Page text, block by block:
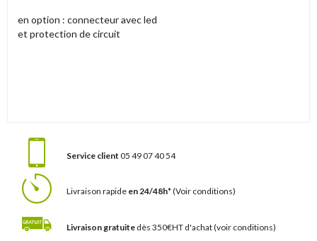
en option : connecteur avec led
et protection de circuit
Service client 05 49 07 40 54
Livraison rapide en 24/48h*(Voir conditions)
Livraison gratuite dès 350€HT d'achat(voir conditions)